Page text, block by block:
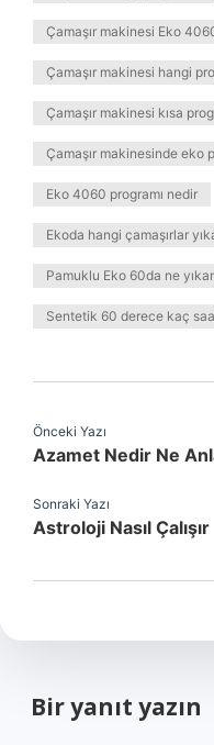
Çamaşır makinesi Eko
Çamaşır makinesi hangi
Çamaşır makinesi kısa
Çamaşır makinesinde eko
Eko 4060 programı nedir
Ekoda hangi çamaşırlar
Pamuklu Eko 60da ne
Sentetik 60 derece kaç
Önceki Yazı
Azamet Nedir Ne
Sonraki Yazı
Astroloji Nasıl Çalışır
Bir yanıt yazın